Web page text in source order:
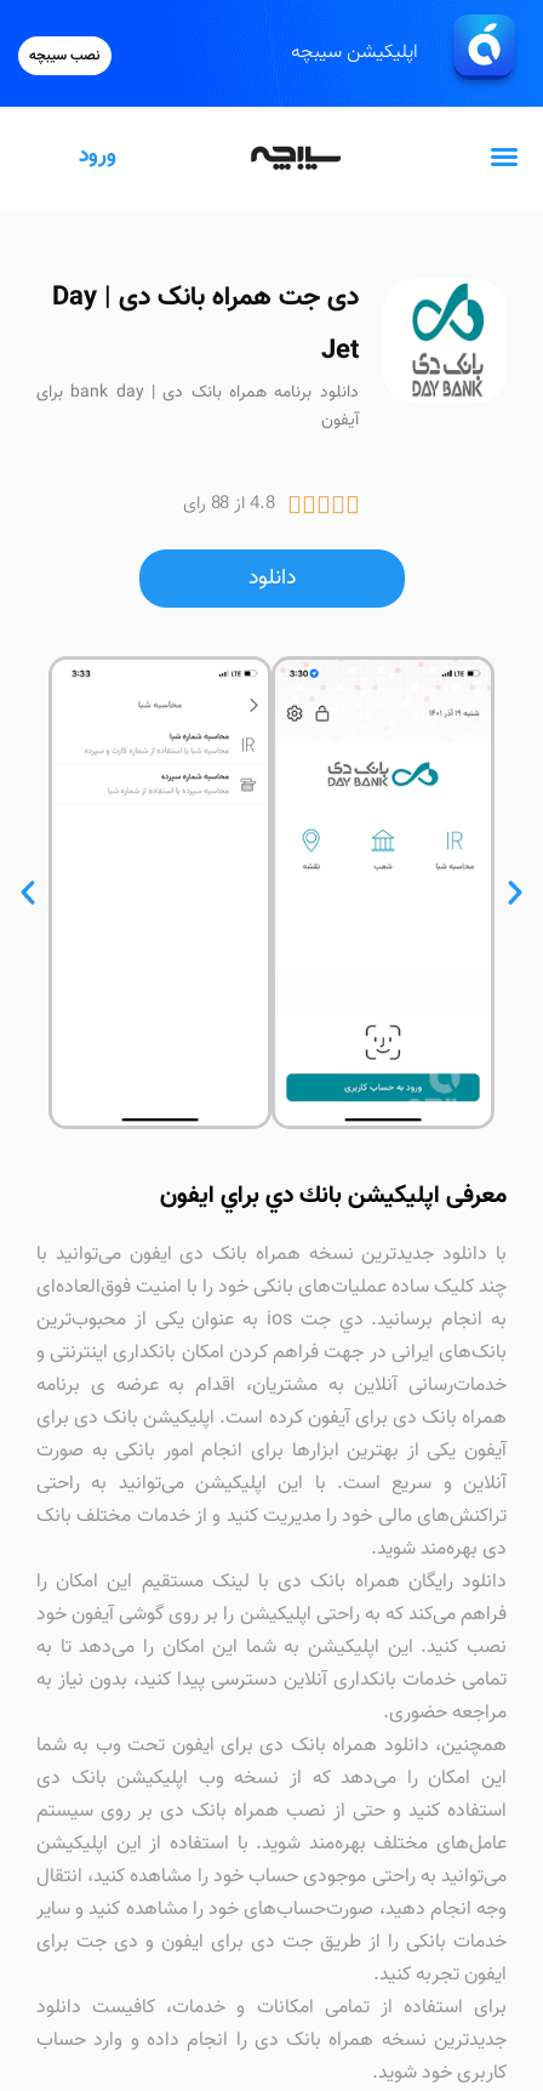
نصب سیبچه اپلیکیشن سیبچه
ورود
دی جت همراه بانک دی | Day
Jet
دانلود برنامه همراه بانک دی | bank day برای
آیفون
4.8 از 88 رای 
دانلود
معرفی اپليكيشن بانك دي براي ايفون
با دانلود جدیدترین نسخه همراه بانک دی ایفون می‌توانید با
چند کلیک ساده عملیات‌‎های بانکی خود را با امنیت فوق‌العاده‌ای
به انجام برسانید. دي جت ios به عنوان یکی از محبوب‌ترین
بانک‌های ایرانی در جهت فراهم کردن امکان بانکداری اینترنتی و
خدمات‌رسانی آنلاین به مشتریان، اقدام به عرضه ی برنامه
همراه بانک دی برای آیفون کرده است. اپلیکیشن بانک دی برای
آیفون یکی از بهترین ابزارها برای انجام امور بانکی به صورت
آنلاین و سریع است. با این اپلیکیشن می‌توانید به راحتی
تراکنش‌های مالی خود را مدیریت کنید و از خدمات مختلف بانک
دی بهره‌مند شوید.
دانلود رایگان همراه بانک دی با لینک مستقیم این امکان را
فراهم می‌کند که به راحتی اپلیکیشن را بر روی گوشی آیفون خود
نصب کنید. این اپلیکیشن به شما این امکان را می‌دهد تا به
تمامی خدمات بانکداری آنلاین دسترسی پیدا کنید، بدون نیاز به
مراجعه حضوری.
همچنین، دانلود همراه بانک دی برای ایفون تحت وب به شما
این امکان را می‌دهد که از نسخه وب اپلیکیشن بانک دی
استفاده کنید و حتی از نصب همراه بانک دی بر روی سیستم
عامل‌های مختلف بهره‌مند شوید. با استفاده از این اپلیکیشن
می‌توانید به راحتی موجودی حساب خود را مشاهده کنید، انتقال
وجه انجام دهید، صورت‌حساب‌های خود را مشاهده کنید و سایر
خدمات بانکی را از طریق جت دی برای ایفون و دی جت برای
ایفون تجربه کنید.
برای استفاده از تمامی امکانات و خدمات، کافیست دانلود
جدیدترین نسخه همراه بانک دی را انجام داده و وارد حساب
کاربری خود شوید.